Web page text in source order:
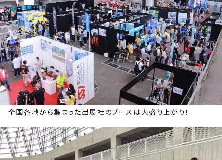
全国各地から集まった出展社のブースは大盛り上がり！